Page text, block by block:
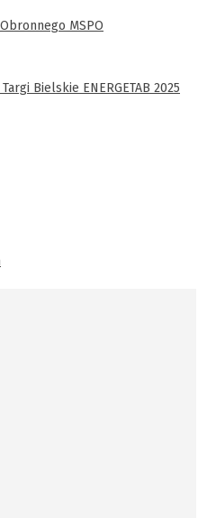
MSPO
Bielskie ENERGETAB 2025